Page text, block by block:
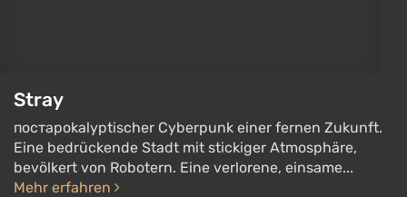
Stray
постapokalyptischer Cyberpunk einer fernen Zukunft.
Eine bedrückende Stadt mit stickiger Atmosphäre,
bevölkert von Robotern. Eine verlorene, einsame...
Mehr erfahren